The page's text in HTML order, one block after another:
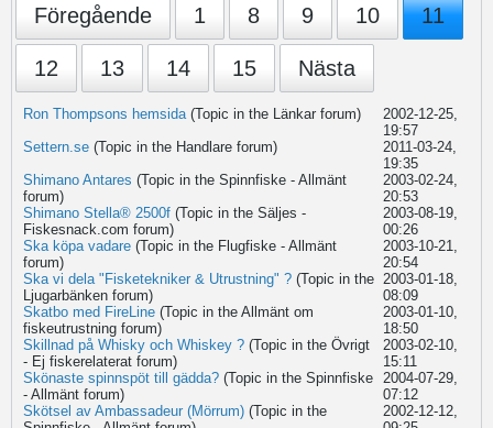
Föregående 1 8 9 10 11
12 13 14 15 Nästa
Ron Thompsons hemsida (Topic in the Länkarforum)
2002-12-25,
19:57
Settern.se (Topic in the Handlareforum)
2011-03-24,
19:35
Shimano Antares (Topic in the Spinnfiske - Allmänt
forum)
2003-02-24,
20:53
Shimano Stella® 2500f (Topic in the Säljes -
Fiskesnack.com forum)
2003-08-19,
00:26
Ska köpa vadare (Topic in the Flugfiske - Allmänt
forum)
2003-10-21,
20:54
Ska vi dela "Fisketekniker & Utrustning" ? (Topic in the
Ljugarbänkenforum)
2003-01-18,
08:09
Skatbo med FireLine (Topic in the Allmänt om
fiskeutrustningforum)
2003-01-10,
18:50
Skillnad på Whisky och Whiskey ? (Topic in the Övrigt
- Ej fiskerelateratforum)
2003-02-10,
15:11
Skönaste spinnspöt till gädda? (Topic in the Spinnfiske
- Allmäntforum)
2004-07-29,
07:12
Skötsel av Ambassadeur (Mörrum) (Topic in the
2002-12-12,